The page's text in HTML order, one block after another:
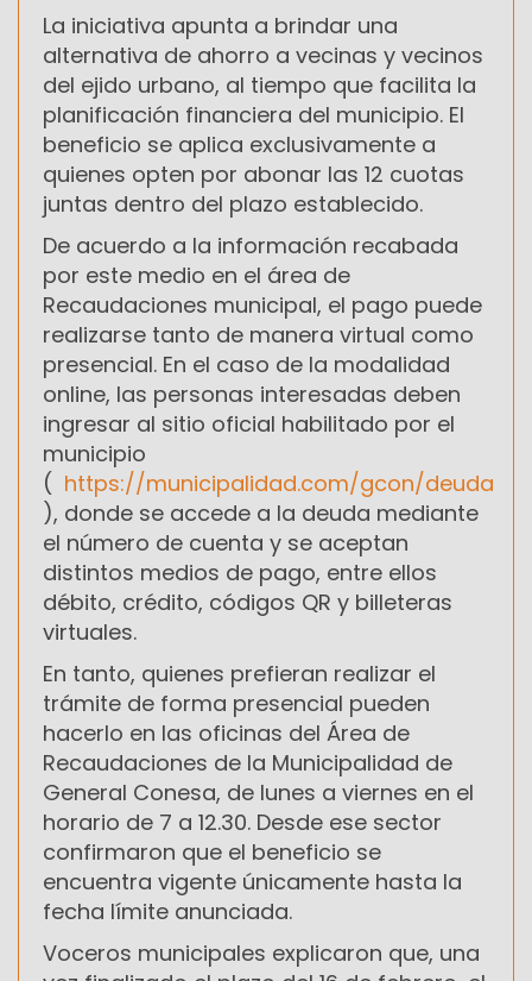
La iniciativa apunta a brindar una
alternativa de ahorro a vecinas y vecinos
del ejido urbano, al tiempo que facilita la
planificación financiera del municipio. El
beneficio se aplica exclusivamente a
quienes opten por abonar las 12 cuotas
juntas dentro del plazo establecido.
De acuerdo a la información recabada
por este medio en el área de
Recaudaciones municipal, el pago puede
realizarse tanto de manera virtual como
presencial. En el caso de la modalidad
online, las personas interesadas deben
ingresar al sitio oficial habilitado por el
municipio
( https://municipalidad.com/gcon/deuda
), donde se accede a la deuda mediante
el número de cuenta y se aceptan
distintos medios de pago, entre ellos
débito, crédito, códigos QR y billeteras
virtuales.
En tanto, quienes prefieran realizar el
trámite de forma presencial pueden
hacerlo en las oficinas del Área de
Recaudaciones de la Municipalidad de
General Conesa, de lunes a viernes en el
horario de 7 a 12.30. Desde ese sector
confirmaron que el beneficio se
encuentra vigente únicamente hasta la
fecha límite anunciada.
Voceros municipales explicaron que, una